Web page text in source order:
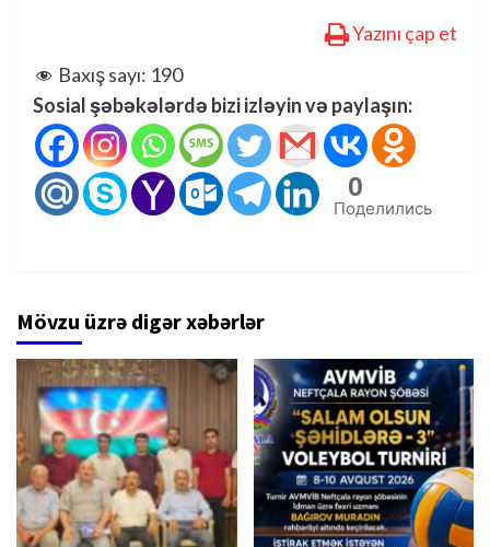
Yazını çap et
Baxış sayı: 190
Sosial şəbəkələrdə bizi izləyin və paylaşın:
0
Поделились
Mövzu üzrə digər xəbərlər